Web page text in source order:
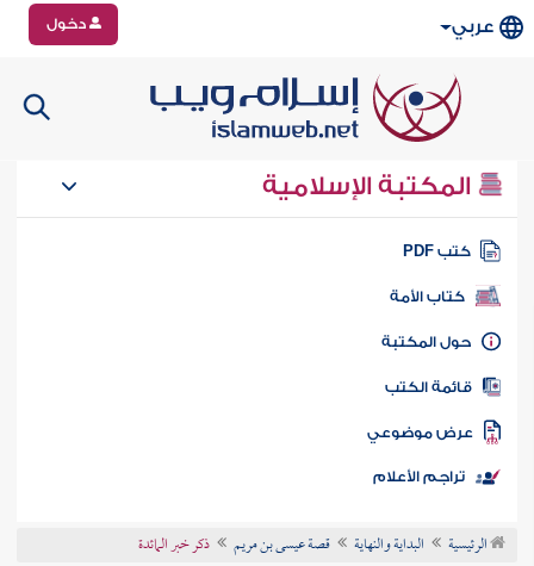
عربي دخول
المكتبة الإسلامية
كتب PDF
كتاب الأمة
المكتبة
الكتب
موضوعي
تراجم الأعلام
الرئيسية البداية والنهاية قصة عيسى بن مريم ذكر خبر المائدة